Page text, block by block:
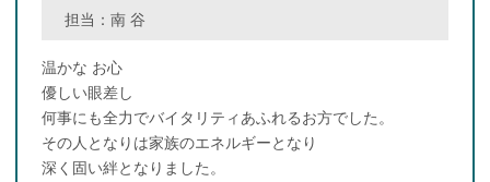
担当：南 谷
温かな お心
優しい眼差し
何事にも全力でバイタリティあふれるお方でした。
その人となりは家族のエネルギーとなり
深く固い絆となりました。